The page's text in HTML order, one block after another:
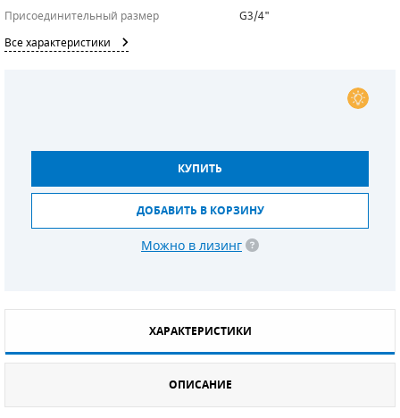
Присоединительный размер
G3/4"
Все характеристики
КУПИТЬ
ДОБАВИТЬ В КОРЗИНУ
Можно в лизинг
ХАРАКТЕРИСТИКИ
ОПИСАНИЕ
ЗАПЧАСТИ ДЛЯ ВИНТОВЫХ КОМПРЕССОРОВ
ЭЛЕКТРОДВИГАТЕЛИ
ДЕТАЛИ ДВС
ФИЛЬТРЫ ТОПЛИВНЫЕ